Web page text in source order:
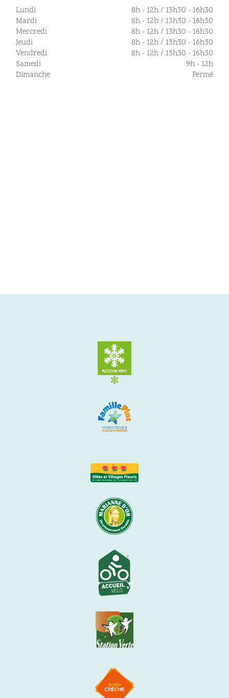
Lundi
8h - 12h / 13h30 - 16h30
Mardi
8h - 12h / 13h30 - 16h30
Mercredi
8h - 12h / 13h30 - 16h30
Jeudi
8h - 12h / 13h30 - 16h30
Vendredi
8h - 12h / 13h30 - 16h30
Samedi
9h - 12h
Dimanche
Fermé